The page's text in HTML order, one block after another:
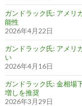
ガンドラック氏: アメリ
能性
2026年4月22日
ガンドラック氏: アメリ
い
2026年4月16日
ガンドラック氏: 金相場
増しを推奨
2026年3月29日